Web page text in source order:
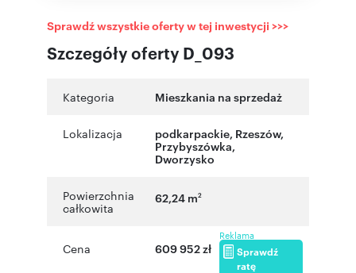
Szczegóły oferty D_093
Sprawdź wszystkie oferty w tej inwestycji >>>
Kategoria Mieszkania na sprzedaż
Lokalizacja podkarpackie, Rzeszów,
Przybyszówka,
Dworzysko
Powierzchnia
całkowita
62,24 m2
Cena 609 952 zł
Reklama
Sprawdź
ratę